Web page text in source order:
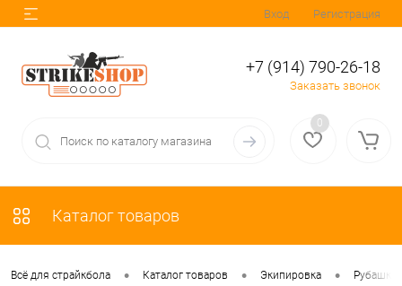
Вход Регистрация
+7 (914) 790-26-18
Заказать звонок
0
Каталог товаров
Всё для страйкбола • Каталог товаров • Экипировка • Рубашки